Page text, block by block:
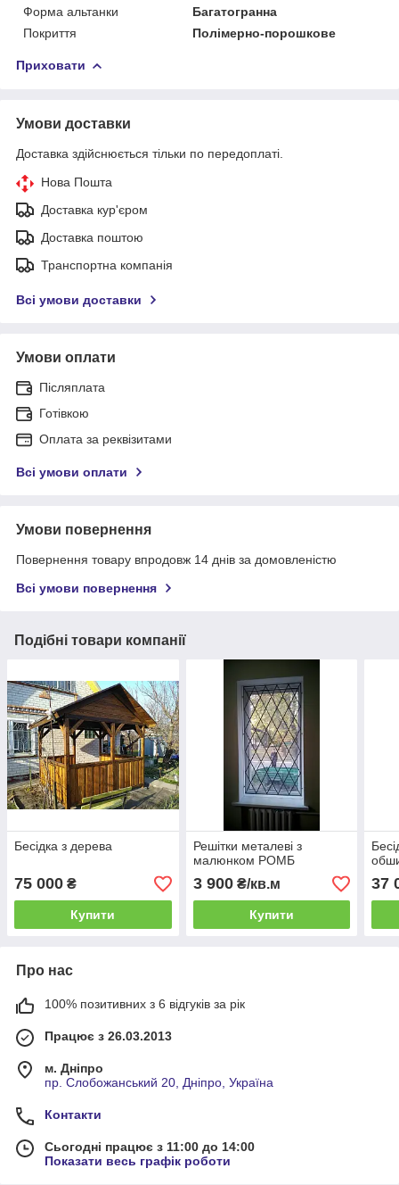
Форма альтанки
Багатогранна
Покриття
Полімерно-порошкове
Приховати
Умови доставки
Доставка здійснюється тільки по передоплаті.
Нова Пошта
Доставка кур'єром
Доставка поштою
Транспортна компанія
Всі умови доставки
Умови оплати
Післяплата
Готівкою
Оплата за реквізитами
Всі умови оплати
Умови повернення
Повернення товару впродовж 14 днів за домовленістю
Всі умови повернення
Подібні товари компанії
Бесідка з дерева
75 000 ₴
Купити
Решітки металеві з
малюнком РОМБ
3 900₴/кв.м
Купити
37
Про нас
100% позитивних з 6 відгуків за рік
Працює з 26.03.2013
м. Дніпро
пр. Слобожанський 20, Дніпро, Україна
Контакти
Сьогодні працює з 11:00 до 14:00
Показати весь графік роботи